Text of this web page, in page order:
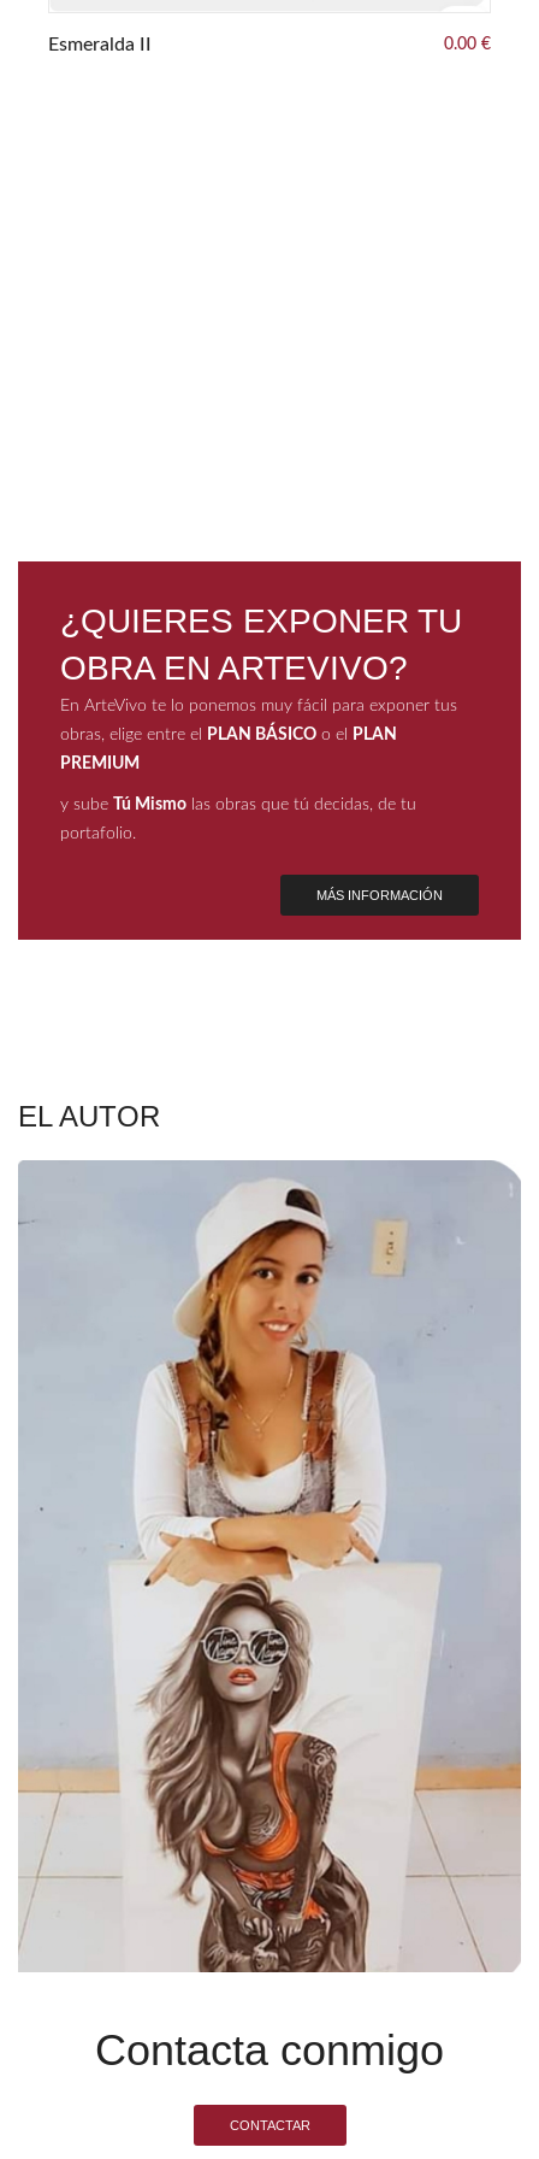
Esmeralda II 0.00 €
¿QUIERES EXPONER TU
OBRA EN ARTEVIVO?
En ArteVivo te lo ponemos muy fácil para exponer tus
obras, elige entre el
PLAN BÁSICO o el
PLAN
PREMIUM
y sube Tú Mismo las obras que tú decidas, de tu
portafolio.
MÁS INFORMACIÓN
EL AUTOR
Contacta conmigo
CONTACTAR